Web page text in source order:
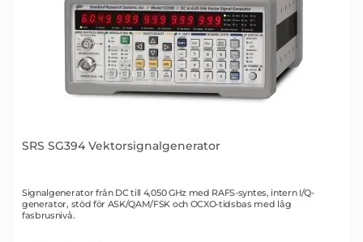
SRS SG394 Vektorsignalgenerator
Art. nr 1633
Signalgenerator från DC till 4,050 GHz med RAFS-syntes, intern I/Q-
generator, stöd för ASK/QAM/FSK och OCXO-tidsbas med låg
fasbrusnivå.